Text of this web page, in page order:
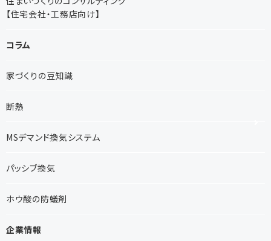
【住宅会社・工務店向け】
コラム
家づくりの豆知識
断熱
MSデマンド換気システム
パッシブ換気
ホウ酸の防蟻剤
企業情報